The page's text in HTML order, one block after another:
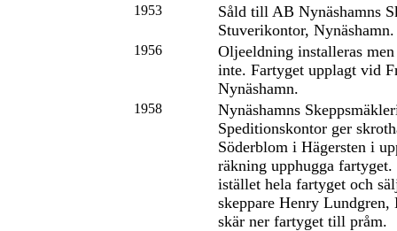
1953
Såld till AB Nynäshamns
Stuverikontor, Nynäshamn.
1956
Oljeeldning installeras
inte. Fartyget upplagt vid
Nynäshamn.
1958
Nynäshamns
Speditionskontor ger
Söderblom i Hägersten i
räkning upphugga
istället hela fartyget och
skeppare Henry Lundgren,
skär ner fartyget till pråm.